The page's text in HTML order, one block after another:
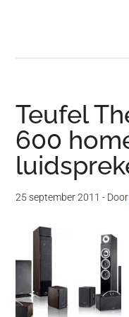
Teufel
600
25 september 2011 -